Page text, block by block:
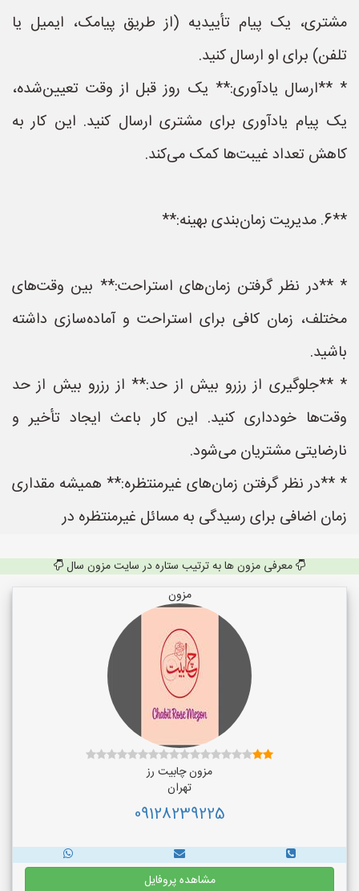
مشتری، یک پیام تأییدیه (از طریق پیامک، ایمیل یا
تلفن) برای او ارسال کنید.
* **ارسال یادآوری:** یک روز قبل از وقت تعیین‌شده،
یک پیام یادآوری برای مشتری ارسال کنید. این کار به
کاهش تعداد غیبت‌ها کمک می‌کند.
**6. مدیریت زمان‌بندی بهینه:**
* **در نظر گرفتن زمان‌های استراحت:** بین وقت‌های
مختلف، زمان کافی برای استراحت و آماده‌سازی داشته
باشید.
* **جلوگیری از رزرو بیش از حد:** از رزرو بیش از حد
وقت‌ها خودداری کنید. این کار باعث ایجاد تأخیر و
نارضایتی مشتریان می‌شود.
* **در نظر گرفتن زمان‌های غیرمنتظره:** همیشه مقداری
زمان اضافی برای رسیدگی به مسائل غیرمنتظره در
معرفی مزون ها به ترتیب ستاره در سایت مزون سال
مزون
مزون چابیت رز
تهران
09128239225
مشاهده پروفایل